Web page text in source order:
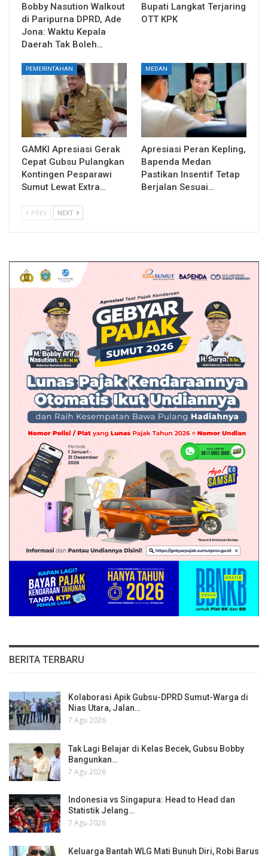
Bobby Nasution Walkout
di Paripurna DPRD, Ade
Jona: Waktu Kepala
Daerah Tak Boleh…
Bupati Langkat Terjaring
OTT KPK
PEMERINTAHAN
GAMKI Apresiasi Gerak
Cepat Gubsu Pulangkan
Kontingen Pesparawi
Sumut Lewat Extra…
MEDAN
Apresiasi Peran Kepling,
Bapenda Medan
Pastikan Insentif Tetap
Berjalan Sesuai…
PREV NEXT
BERITA TERBARU
Kolaborasi Apik Gubsu-DPRD Sumut-Warga di
Nias Utara, Jalan…
7 Agu 2026
Tak Lagi Belajar di Kelas Becek, Gubsu Bobby
Bangunkan…
7 Agu 2026
Indonesia vs Singapura: Head to Head dan
Statistik Jelang…
7 Agu 2026
Keluarga Bantah WLG Mati Bunuh Diri, Robi Barus